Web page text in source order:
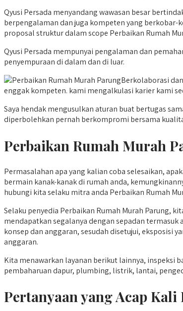
Qyusi Persada menyandang wawasan besar
berpengalaman dan juga kompeten yang berkobar-
proposal struktur dalam scope Perbaikan Rumah
Qyusi Persada mempunyai pengalaman dan
penyempuraan di dalam dan di luar.
Berkolaborasi
enggak kompeten. kami mengalkulasi karier kami
Saya hendak mengusulkan aturan buat bertugas
diperbolehkan pernah berkompromi bersama
Perbaikan Rumah Murah
Permasalahan apa yang kalian coba selesaikan,
bermain kanak-kanak di rumah anda,
hubungi kita selaku mitra anda Perbaikan Rumah
Selaku penyedia Perbaikan Rumah Murah Parung,
mendapatkan segalanya dengan sepadan
konsep dan anggaran, sesudah disetujui, eksposisi
anggaran.
Kita menawarkan layanan berikut lainnya, inspeksi
pembaharuan dapur, plumbing, listrik, lantai,
Pertanyaan yang Acap